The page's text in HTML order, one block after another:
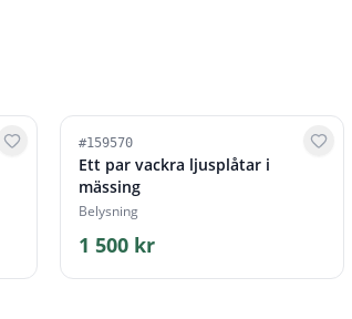
#159570
Ett par vackra ljusplåtar i
mässing
Belysning
1 500 kr